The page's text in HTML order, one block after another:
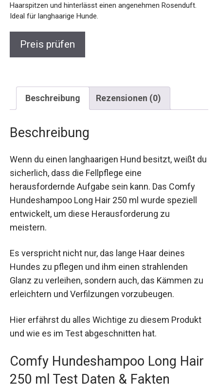
Haarspitzen und hinterlässt einen angenehmen Rosenduft.
Ideal für langhaarige Hunde.
Preis prüfen
Beschreibung Rezensionen (0)
Beschreibung
Wenn du einen langhaarigen Hund besitzt, weißt du
sicherlich, dass die Fellpflege eine
herausfordernde Aufgabe sein kann. Das Comfy
Hundeshampoo Long Hair 250 ml wurde speziell
entwickelt, um diese Herausforderung zu
meistern.
Es verspricht nicht nur, das lange Haar deines
Hundes zu pflegen und ihm einen strahlenden
Glanz zu verleihen, sondern auch, das Kämmen zu
erleichtern und Verfilzungen vorzubeugen.
Hier erfährst du alles Wichtige zu diesem Produkt
und wie es im Test abgeschnitten hat.
Comfy Hundeshampoo Long Hair
250 ml Test Daten & Fakten